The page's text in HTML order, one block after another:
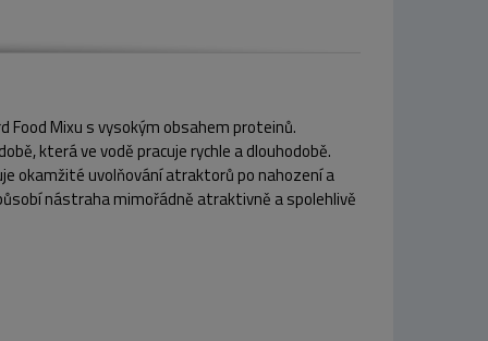
Food Mixu s vysokým obsahem proteinů.
která ve vodě pracuje rychle a dlouhodobě.
okamžité uvolňování atraktorů po nahození a
nástraha mimořádně atraktivně a spolehlivě